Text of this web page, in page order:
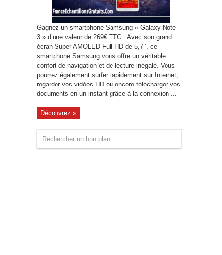
Gagnez un smartphone Samsung « Galaxy Note
3 » d’une valeur de 269€ TTC : Avec son grand
écran Super AMOLED Full HD de 5,7’’, ce
smartphone Samsung vous offre un véritable
confort de navigation et de lecture inégalé. Vous
pourrez également surfer rapidement sur Internet,
regarder vos vidéos HD ou encore télécharger vos
documents en un instant grâce à la connexion ...
Découvrez »